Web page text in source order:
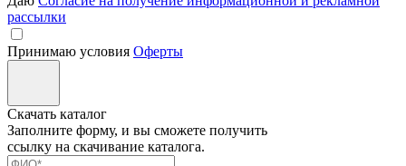
рассылки
Принимаю условия Оферты
Скачать каталог
Заполните форму, и вы сможете получить
ссылку на скачивание каталога.